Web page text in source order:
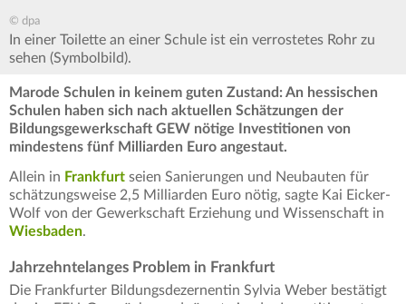
© dpa
In einer Toilette an einer Schule ist ein verrostetes Rohr zu
sehen (Symbolbild).
Marode Schulen in keinem guten Zustand: An hessischen
Schulen haben sich nach aktuellen Schätzungen der
Bildungsgewerkschaft GEW nötige Investitionen von
mindestens fünf Milliarden Euro angestaut.
Allein in Frankfurt seien Sanierungen und Neubauten für
schätzungsweise 2,5 Milliarden Euro nötig, sagte Kai Eicker-
Wolf von der Gewerkschaft Erziehung und Wissenschaft in
Wiesbaden.
Jahrzehntelanges Problem in Frankfurt
Die Frankfurter Bildungsdezernentin Sylvia Weber bestätigt